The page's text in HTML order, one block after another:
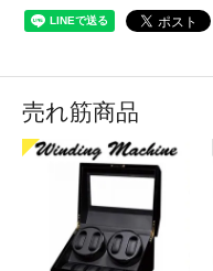
売れ筋商品